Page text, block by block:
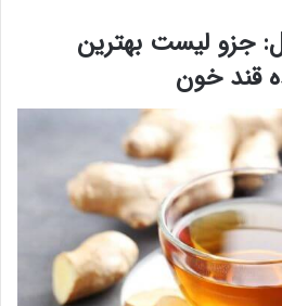
جزو لیست بهترین
قند خون